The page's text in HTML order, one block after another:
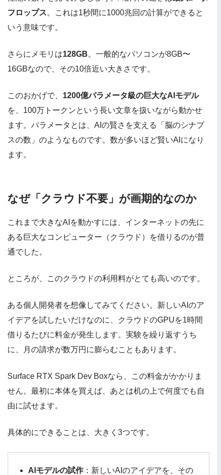
フロップス。これは1秒間に1000兆回の計算ができると
いう意味です。
さらにメモリは128GB。一般的なパソコンが8GB〜
16GBなので、その10倍近い大きさです。
このおかげで、 1200億パラメータ級の巨大なAIモデル
を、100万トークンという長い文章を扱いながら動かせ
ます。パラメータとは、AIの賢さを支える「脳のシナプ
スの数」のようなものです。数が多いほど賢いAIになり
ます。
なぜ「クラウド不要」が画期的なのか
これまで大きなAIを動かすには、インターネットの先に
ある巨大なコンピューター（クラウド）を借りるのが普
通でした。
ところが、このクラウドの利用料がとても高いのです。
ある個人開発者を想像してみてください。新しいAIのア
イデアを試したいだけなのに、クラウドのGPUを1時間
借りるたびに料金が発生します。実験を繰り返すうち
に、月の請求が数万円に膨らむこともあります。
Surface RTX Spark Dev Boxなら、この料金がかかりま
せん。最初に本体を買えば、あとは机の上で何度でも自
由に試せます。
具体的にできることは、大きく3つです。
AIモデルの試作：新しいAIのアイデアを、その